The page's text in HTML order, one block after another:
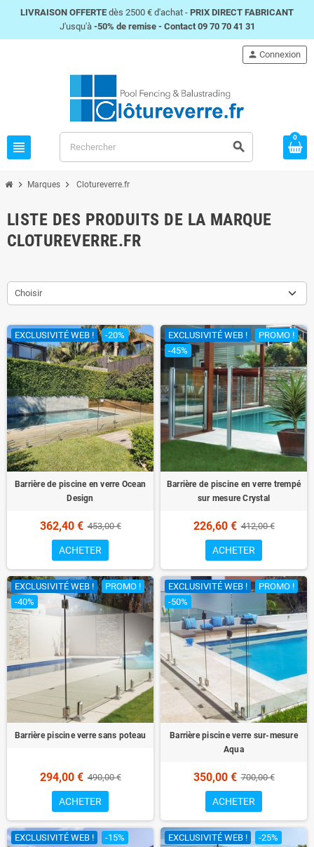
LIVRAISON OFFERTE dès 2500 € d'achat - PRIX DIRECT FABRICANT
J'usqu'à -50% de remise - Contact 09 70 70 41 31
view_headline search
person Connexion
0
chevron_right Marques chevron_right Clotureverre.fr
LISTE DES PRODUITS DE LA MARQUE
CLOTUREVERRE.FR
Choisir
EXCLUSIVITÉ WEB ! -20%
Barrière de piscine en verre Ocean
Design
362,40 € 453,00 €
ACHETER
EXCLUSIVITÉ WEB !
PROMO !
-45%
Barrière de piscine en verre trempé
sur mesure Crystal
226,60 € 412,00 €
ACHETER
EXCLUSIVITÉ WEB !
PROMO !
-40%
Barrière piscine verre sans poteau
294,00 € 490,00 €
ACHETER
EXCLUSIVITÉ WEB !
PROMO !
-50%
Barrière piscine verre sur-mesure
Aqua
350,00 € 700,00 €
ACHETER
EXCLUSIVITÉ WEB ! -15% EXCLUSIVITÉ WEB ! -25%